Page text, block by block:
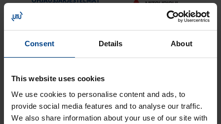
Consent Details About
This website uses cookies
We use cookies to personalise content and ads, to
provide social media features and to analyse our traffic.
We also share information about your use of our site with
käyttöön:
MyMitsubishi web-
KATSO LISÄÄ ARTIKKELEITA